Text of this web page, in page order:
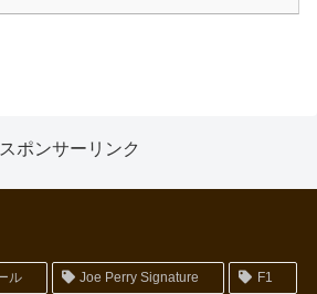
スポンサーリンク
ル Joe Perry Signature F1